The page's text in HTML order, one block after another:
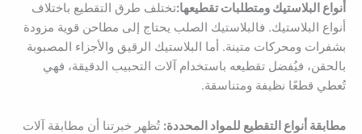
أنواع البلاستيك ومتطلبات تقطيعها:تختلف طرق التقطيع باختلاف
أنواع البلاستيك. فالبلاستيك الصلب يحتاج إلى مطاحن قوية مزودة
بشفرات ومحركات متينة. أما البلاستيك الرقيق والأجزاء المصبوبة
بالحقن، فيُفضل تقطيعه باستخدام آلات التحبيب الدقيقة، فهي
تُعطي قطعًا نظيفة ومتناسقة.
مطابقة أنواع التقطيع للمواد المحددة: تُظهر خبرتنا أن مطابقة آلات